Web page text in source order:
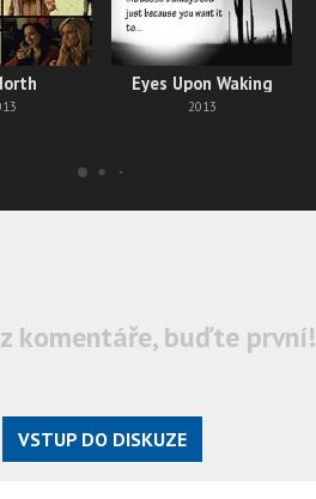
Eyes Upon Waking
2013
komentáře, buďte první!
VSTUP DO DISKUZE